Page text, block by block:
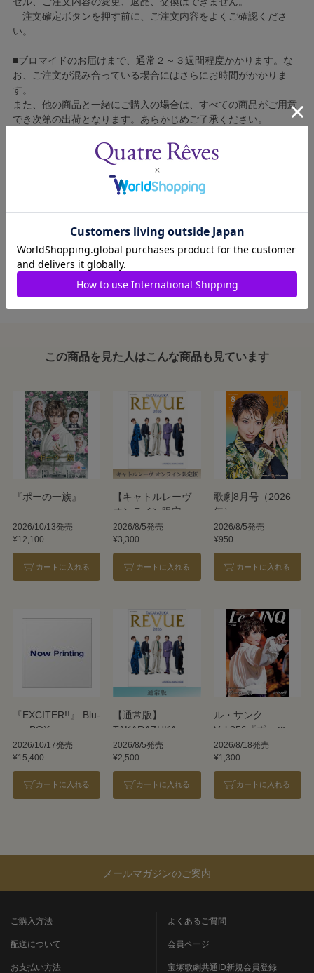
注文確定ボタンを押す前に、ご注文内容をよくご確認くださ
い。
■ブロマイドのお届けまで、通常２～３週間程度かかります。な
お、ご注文が混み合っている場合にはさらにお時間がかかりま
す。
また、他の商品と一緒にご購入の場合は、すべての商品がご用意
でき次第の出荷となります。あらかじめご了承ください。
■コンビニ決済をご利用の場合はご入金確認後の製造となりま
■ブロマイドの個包装はしておりません。
で、お手数ですが弊社カスタマーセンターへご連絡ください。
この商品を見た人はこんな商品も見ています
『ポーの一族』
2026/10/13発売
¥12,100
カートに入れる
【キャトルレーヴ
オンライン限定
版】TAKARAZUKA
REVUE 2026
2026/8/5発売
¥3,300
カートに入れる
歌劇8月号（2026
年）
2026/8/5発売
¥950
カートに入れる
『EXCITER!!』 Blu-
ray BOX
2026/10/17発売
¥15,400
カートに入れる
【通常版】
TAKARAZUKA
REVUE 2026
2026/8/5発売
¥2,500
カートに入れる
ル・サンク
Vol.256『ポーの一
族』＜雪組＞
2026/8/18発売
¥1,300
カートに入れる
メールマガジンのご案内
ご購入方法
配送について
お支払い方法
よくあるご質問
会員ページ
宝塚歌劇共通ID新規会員登録